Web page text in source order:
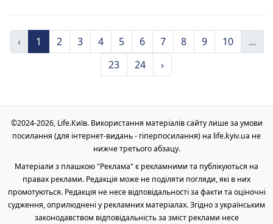
‹ 1 2 3 4 5 6 7 8 9 10
...
23
24 ›
©2024-2026, Life.Київ. Використання матеріалів сайту лише за умови
посилання (для інтернет-видань - гіперпосилання) на life.kyiv.ua не
нижче третього абзацу.
Матеріали з плашкою "Реклама" є рекламними та публікуються на
правах реклами. Редакція може не поділяти погляди, які в них
промотуються. Редакція не несе відповідальності за факти та оціночні
судження, оприлюднені у рекламних матеріалах. Згідно з українським
законодавством відповідальність за зміст реклами несе